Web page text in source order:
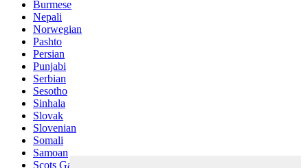
Burmese
Nepali
Norwegian
Pashto
Persian
Punjabi
Serbian
Sesotho
Sinhala
Slovak
Slovenian
Somali
Samoan
Scots Gaelic